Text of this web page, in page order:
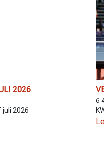
2026
juli 2026
6-